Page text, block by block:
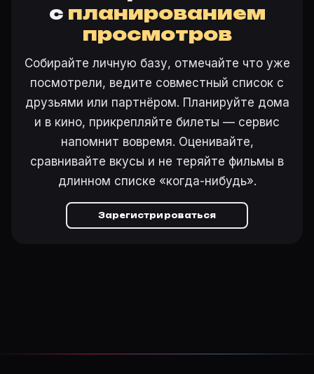
с планированием
просмотров
Собирайте личную базу, отмечайте что уже
посмотрели, ведите совместный список с
друзьями или партнёром. Планируйте дома
и в кино, прикрепляйте билеты — сервис
напомнит вовремя. Оценивайте,
сравнивайте вкусы и не теряйте фильмы в
длинном списке «когда-нибудь».
Зарегистрироваться